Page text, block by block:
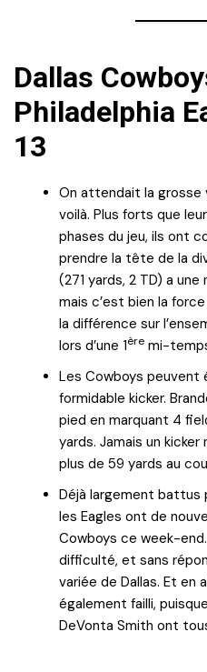
Dallas
Philadelphia
13
On attendait la grosse
voilà. Plus forts que
phases du jeu, ils ont
prendre la tête de la
(271 yards, 2 TD) a
mais c’est bien la
la différence sur
lors d’une 1ère mi-
Les Cowboys peuvent
formidable kicker.
pied en marquant 4
yards. Jamais un
plus de 59 yards au
Déjà largement battus
les Eagles ont de
Cowboys ce week-
difficulté, et sans
variée de Dallas. Et en
également failli,
DeVonta Smith ont